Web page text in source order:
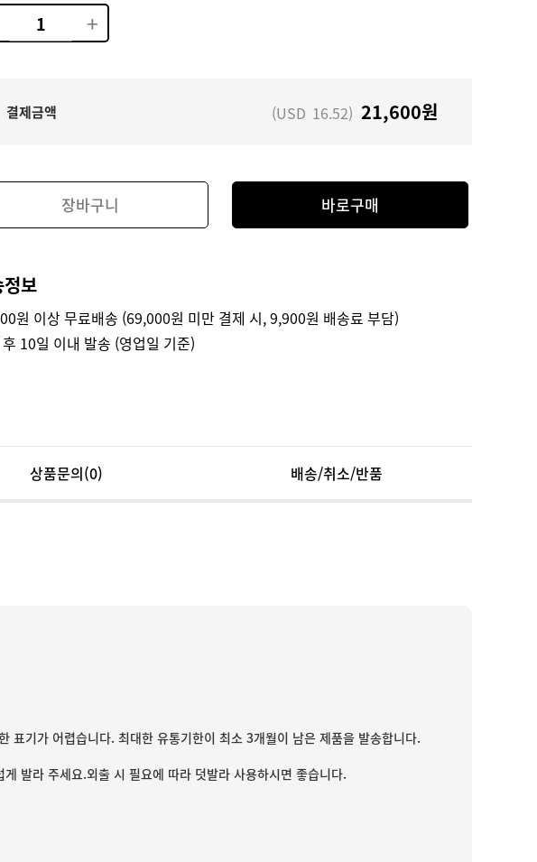
결제금액 (USD 16.52) 21,600원
장바구니 바로구매
보
원 이상 무료배송 (69,000원 미만 결제 시, 9,900원 배송료 부담)
10일 이내 발송 (영업일 기준)
상품문의(0) 배송/취소/반품
표기가 어렵습니다. 최대한 유통기한이 최소 3개월이 남은 제품을 발송합니다.
발라 주세요.외출 시 필요에 따라 덧발라 사용하시면 좋습니다.